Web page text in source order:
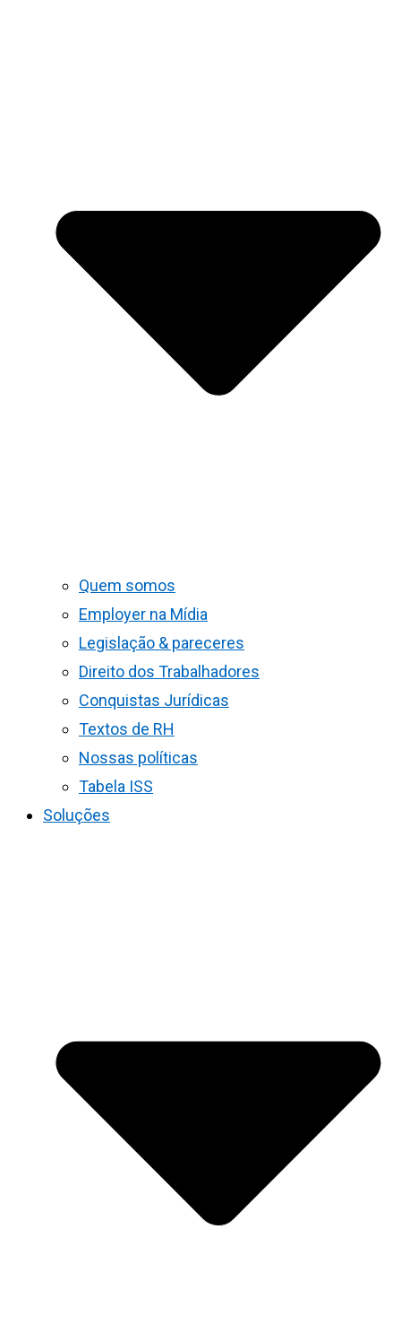
Quem somos
Employer na Mídia
Legislação & pareceres
Direito dos Trabalhadores
Conquistas Jurídicas
Textos de RH
Nossas políticas
Tabela ISS
Soluções